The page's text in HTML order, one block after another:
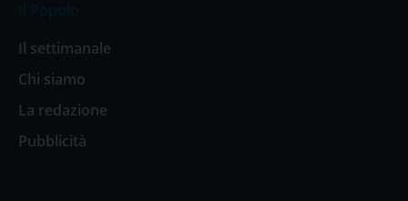
Il settimanale
Chi siamo
La redazione
Pubblicità